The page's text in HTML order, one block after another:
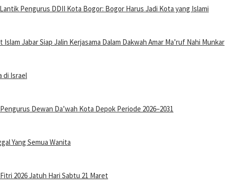
Pengurus DDII Kota Bogor: Bogor Harus Jadi Kota yang Islami
Jabar Siap Jalin Kerjasama Dalam Dakwah Amar Ma’ruf Nahi Munkar
di Israel
Dewan Da’wah Kota Depok Periode 2026–2031
Yang Semua Wanita
2026 Jatuh Hari Sabtu 21 Maret